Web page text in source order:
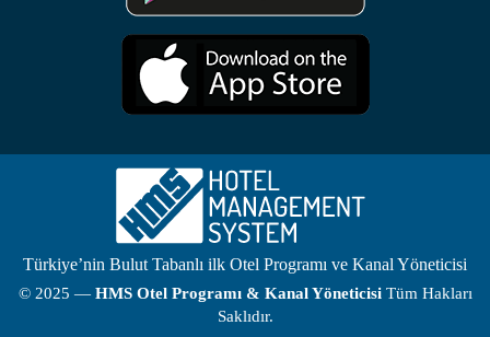
Türkiye’nin Bulut Tabanlı ilk Otel Programı ve Kanal Yöneticisi
© 2025 — HMS Otel Programı& Kanal YöneticisiTüm Hakları
Saklıdır.